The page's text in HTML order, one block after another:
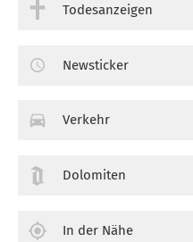
Todesanzeigen
Newsticker
Verkehr
Dolomiten
In der Nähe